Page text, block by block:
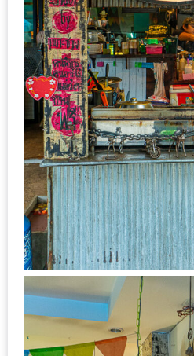
เด็ด
จาก
ANNA
FARM
ที่
เอาชนะ
ใจ
กรรมการ
จาก
THE
DISH
EVENT
ที่
ห้าม